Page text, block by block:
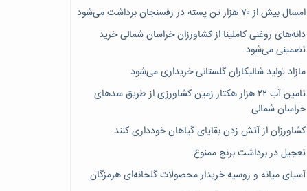
امسال بیش از ۷۰ هزار تن پسته در رفسنجان برداشت می‌شود
دانه‌های روغنی کاملینا از کشاورزان خراسان شمالی خرید
تضمینی می‌شود
مازاد تولید شالیکاران گلستانی خریداری می‌شود
تامین آب ۲۲ هزار هکتار زمین کشاورزی از طریق سدهای
خراسان شمالی
کشاورزان از آتش زدن بقایای گیاهان خودداری کنند
تعجیل در برداشت برنج ممنوع
آسیای میانه و روسیه خریدار محصولات گلخانه‌ای هرمزگان